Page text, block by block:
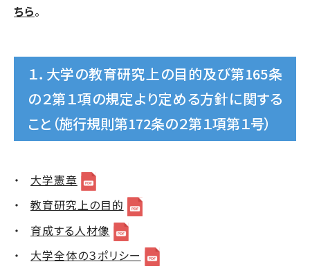
ちら。
１．大学の教育研究上の目的及び第165条
の２第１項の規定より定める方針に関する
こと（施行規則第172条の２第１項第１号）
大学憲章
教育研究上の目的
育成する人材像
大学全体の３ポリシー